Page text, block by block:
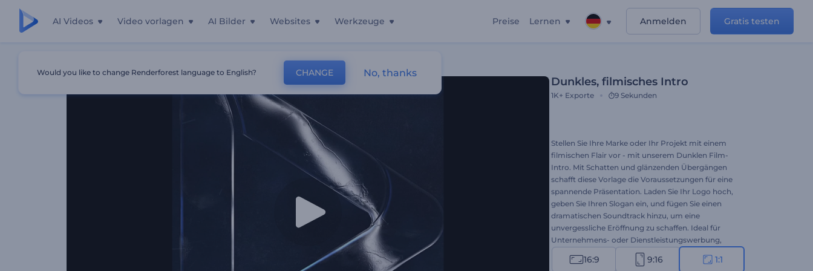
AI Videos Video vorlagen AI Bilder Websites Werkzeuge Preise Lernen Anmelden Gratis testen
Dunkles, filmisches Intro
1K+ Exporte 9 Sekunden
Stellen Sie Ihre Marke oder Ihr Projekt mit einem
filmischen Flair vor - mit unserem Dunklen Film-
Intro. Mit Schatten und glänzenden Übergängen
schafft diese Vorlage die Voraussetzungen für eine
spannende Präsentation. Laden Sie Ihr Logo hoch,
geben Sie Ihren Slogan ein, und fügen Sie einen
dramatischen Soundtrack hinzu, um eine
unvergessliche Eröffnung zu schaffen. Ideal für
Unternehmens- oder Dienstleistungswerbung,
Intros oder Outros von Kanälen, filmische
Eröffnungen und vieles mehr. Erstellen Sie jetzt und
16:9 9:16 1:1
Would you like to change Renderforest language to English? CHANGE No, thanks